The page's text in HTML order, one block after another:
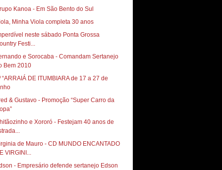
Kanoa - Em São Bento do Sul
Minha Viola completa 30 anos
neste sábado Ponta Grossa
Festi...
e Sorocaba - Comandam Sertanejo
Bem 2010
“ARRAIÁ DE ITUMBIARA de 17 a 27 de
& Gustavo - Promoção “Super Carro da
e Xororó - Festejam 40 anos de
de Mauro - CD MUNDO ENCANTADO
VIRGINI...
- Empresário defende sertanejo Edson